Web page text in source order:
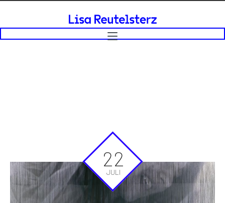
22
JULI